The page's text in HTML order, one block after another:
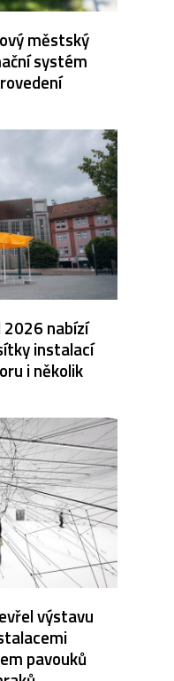
městský
systém
2026 nabízí
instalací
i několik
výstavu
pavouků